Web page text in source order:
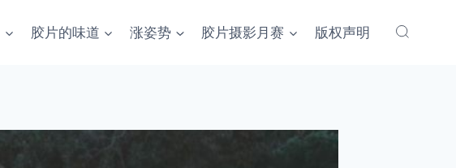
胶片的味道 涨姿势 胶片摄影月赛 版权声明